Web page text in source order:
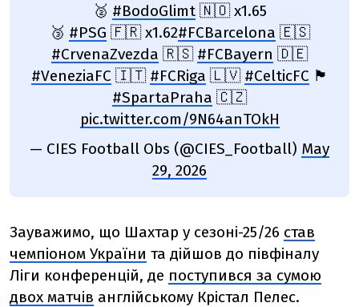
🥈 #BodoGlimt🇳🇴 x1.65
🥉 #PSG 🇫🇷 x1.62#FCBarcelona 🇪🇸
#CrvenaZvezda 🇷🇸 #FCBayern 🇩🇪
#VeneziaFC 🇮🇹 #FCRiga 🇱🇻 #CelticFC 🏴󠁧󠁢󠁳󠁣󠁴󠁿
#SpartaPraha 🇨🇿
pic.twitter.com/9N64anTOkH
— CIES Football Obs (@CIES_Football) May
29, 2026
Зауважимо, що Шахтар у сезоні-25/26 став
чемпіоном України та дійшов до півфіналу
Ліги конференцій, де поступився за сумою
двох матчів англійському Крістал Пелес.